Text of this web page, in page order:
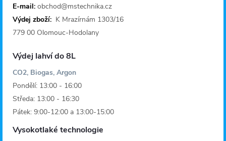
v
k
y
v
ý
p
E-mail: obchod@mstechnika.cz
Výdej zboží: K Mrazírnám 1303/16
779 00 Olomouc-Hodolany
Výdej lahví do 8L
CO2, Biogas, Argon
Pondělí: 13:00 - 16:00
Středa: 13:00 - 16:30
Pátek: 9:00-12:00 a 13:00-15:00
Vysokotlaké technologie